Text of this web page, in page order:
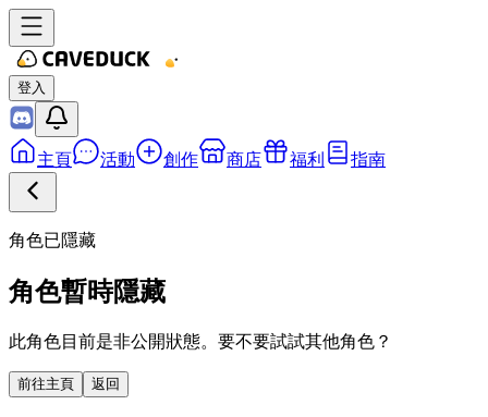
登入
主頁 活動 創作 商店 福利 指南
角色已隱藏
角色暫時隱藏
此角色目前是非公開狀態。要不要試試其他角色？
前往主頁 返回